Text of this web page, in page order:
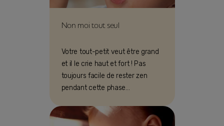
Non moi tout seul
Votre tout-petit veut être grand
et il le crie haut et fort ! Pas
toujours facile de rester zen
pendant cette phase